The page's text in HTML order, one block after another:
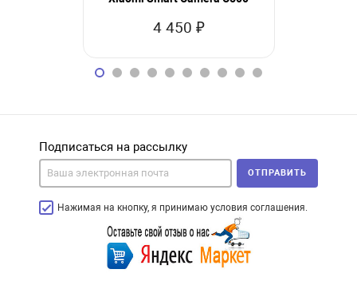
4 450 ₽
Подписаться на рассылку
Нажимая на кнопку, я принимаю условия соглашения.
ОТПРАВИТЬ